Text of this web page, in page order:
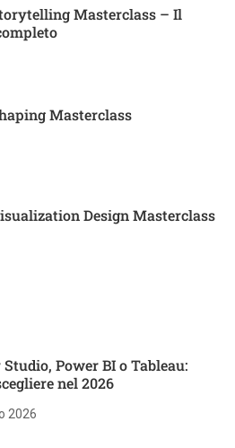
Masterclass – Il
Masterclass
Design Masterclass
Power BI o Tableau:
nel 2026
2026